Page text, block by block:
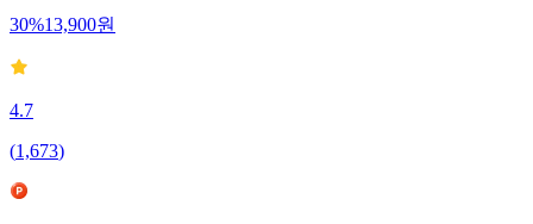
30%13,900원
4.7
(1,673)